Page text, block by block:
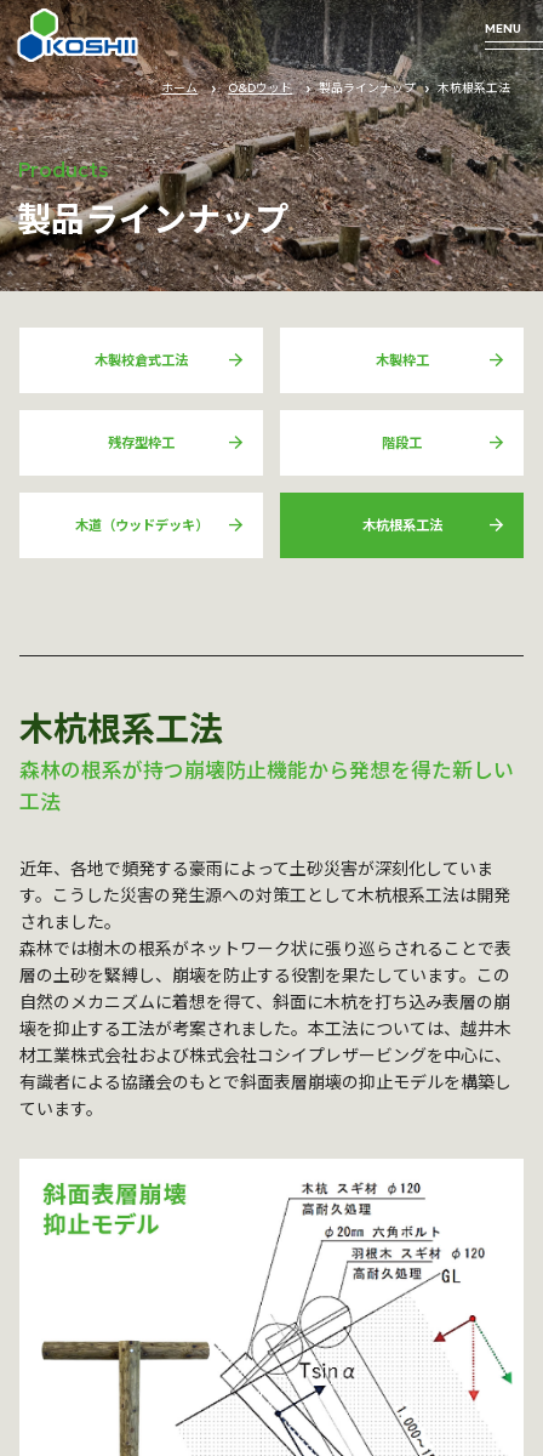
MENU
Business
事業について arrow_forward
Technology
私たちの技術 arrow_forward
Products
取り扱い商品 arrow_forward
Company
Profile
企業情報 arrow_forward
ホーム O&Dウッド 製品ラインナップ 木杭根系工法
Products
製品ラインナップ
木製校倉式工法 arrow_forward 木製枠工 arrow_forward
残存型枠工 arrow_forward 階段工 arrow_forward
木道（ウッドデッキ） arrow_forward 木杭根系工法 arrow_forward
木杭根系工法
森林の根系が持つ崩壊防止機能から発想を得た新しい
工法
近年、各地で頻発する豪雨によって土砂災害が深刻化していま
す。こうした災害の発生源への対策工として木杭根系工法は開発
されました。
森林では樹木の根系がネットワーク状に張り巡らされることで表
層の土砂を緊縛し、崩壊を防止する役割を果たしています。この
自然のメカニズムに着想を得て、斜面に木杭を打ち込み表層の崩
壊を抑止する工法が考案されました。本工法については、越井木
材工業株式会社および株式会社コシイプレザービングを中心に、
有識者による協議会のもとで斜面表層崩壊の抑止モデルを構築し
ています。